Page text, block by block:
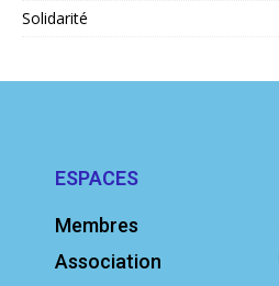
Solidarité
ESPACES
Membres
Association